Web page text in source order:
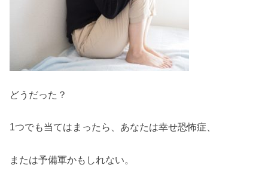
どうだった？
1つでも当てはまったら、あなたは幸せ恐怖症、
または予備軍かもしれない。